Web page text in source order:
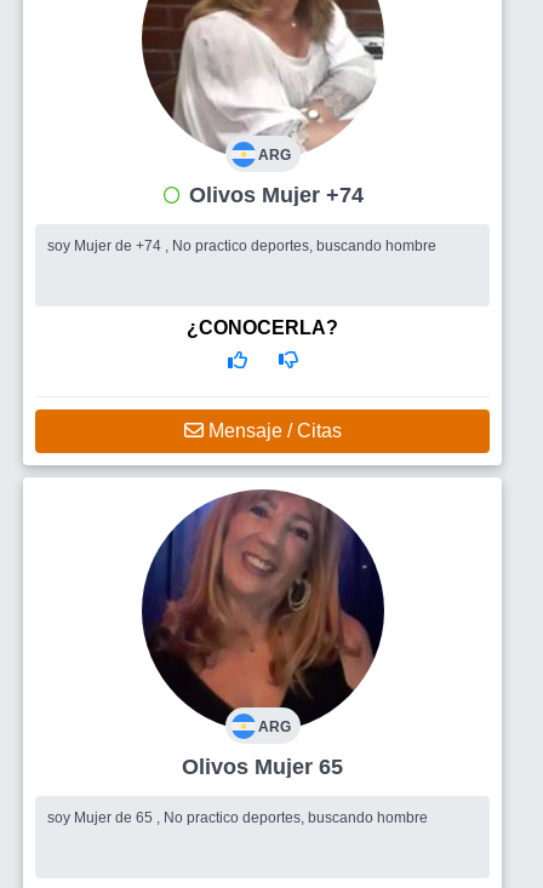
ARG
Olivos Mujer +74
soy Mujer de +74 , No practico deportes, buscando hombre
¿CONOCERLA?
Mensaje / Citas
ARG
Olivos Mujer 65
soy Mujer de 65 , No practico deportes, buscando hombre